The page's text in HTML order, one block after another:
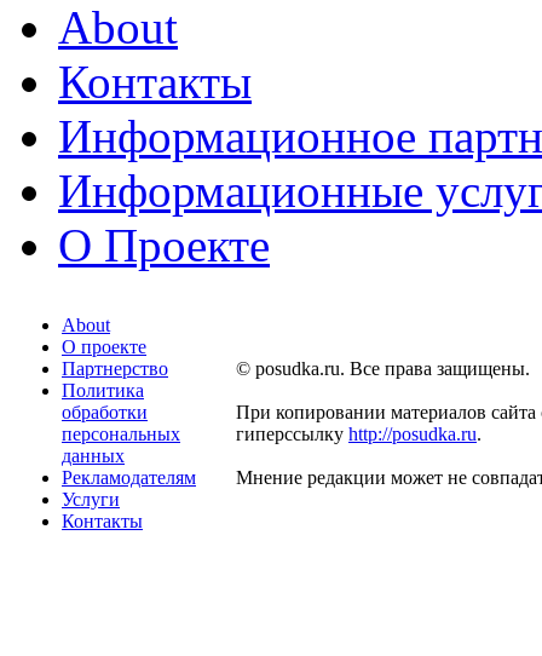
About
Контакты
Информационное
Информационные
О Проекте
About
О проекте
Партнерство
Политика
обработки
персональных
данных
Рекламодателям
Услуги
Контакты
© posudka.ru. Все права защищены.
При копировании материалов сайта
гиперссылку http://posudka.ru.
Мнение редакции может не